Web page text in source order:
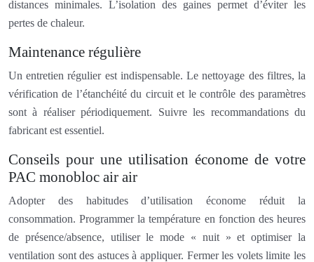
distances minimales. L’isolation des gaines permet d’éviter les
pertes de chaleur.
Maintenance régulière
Un entretien régulier est indispensable. Le nettoyage des filtres, la
vérification de l’étanchéité du circuit et le contrôle des paramètres
sont à réaliser périodiquement. Suivre les recommandations du
fabricant est essentiel.
Conseils pour une utilisation économe de votre
PAC monobloc air air
Adopter des habitudes d’utilisation économe réduit la
consommation. Programmer la température en fonction des heures
de présence/absence, utiliser le mode « nuit » et optimiser la
ventilation sont des astuces à appliquer. Fermer les volets limite les